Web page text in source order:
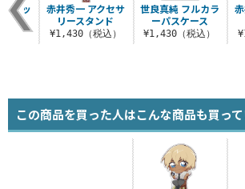
世良真純 フルカラ
ーパスケース
¥1,430（税込）
エッ
ュ
込）
赤井秀一 アクセサ
リースタンド
¥1,430（税込）
この商品を買った人はこんな商品も買っ